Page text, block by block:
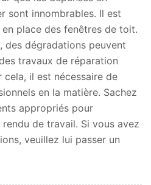
sont innombrables. Il est
place des fenêtres de toit.
des dégradations peuvent
travaux de réparation
il est nécessaire de
en la matière. Sachez
appropriés pour
de travail. Si vous avez
veuillez lui passer un